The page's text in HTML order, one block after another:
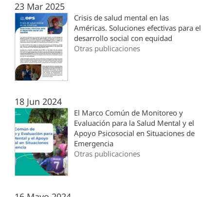
23 Mar 2025
Crisis de salud mental en las
Américas. Soluciones efectivas para el
desarrollo social con equidad
Otras publicaciones
18 Jun 2024
El Marco Común de Monitoreo y
Evaluación para la Salud Mental y el
Apoyo Psicosocial en Situaciones de
Emergencia
Otras publicaciones